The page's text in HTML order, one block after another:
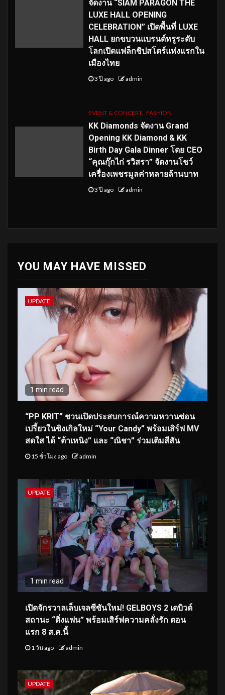
จัดงาน “SIAM PARAGON THE
LUXE HALL OPENING
CELEBRATION” เปิดพื้นที่ LUXE
HALL ยกขบวนแบรนด์หรูระดับ
โลกเปิดแฟล็กชิปสโตร์แห่งแรกใน
เมืองไทย
3 ปี ago admin
EVENT & CONCERT FASHION
KK Diamonds จัดงาน Grand
Opening KK Diamond & KK
Birth Day Gala Dinner โดย CEO
“คุณกุ๊กไก่ รวิสรา” จัดงานโชว์
เครื่องเพชรมูลค่าหลายล้านบาท
3 ปี ago admin
YOU MAY HAVE MISSED
UPDATE
1 min read
“PP KRIT” ชวนเปิดประสบการณ์ความหวานซ่อน
เปรี้ยวในซิงเกิลใหม่ “Your Candy” พร้อมเสิร์ฟ MV
สดใส ได้ “ต้าเหนิง” และ “ณิชา” ร่วมเติมสีสัน
15 ชั่วโมง ago admin
UPDATE
1 min read
เปิดจักรวาลเล็บเจลซีซันใหม่! GELBOYS 2 เดบิวต์
สถานะ “ติ่งแฟน” พร้อมเสิร์ฟความคลั่งรัก ตอน
แรก 8 ส.ค.นี้
1 วัน ago admin
UPDATE